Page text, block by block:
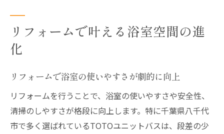
リフォームで叶える浴室空間の進
化
リフォームで浴室の使いやすさが劇的に向上
リフォームを行うことで、浴室の使いやすさや安全性、
清掃のしやすさが格段に向上します。特に千葉県八千代
市で多く選ばれているTOTOユニットバスは、段差の少